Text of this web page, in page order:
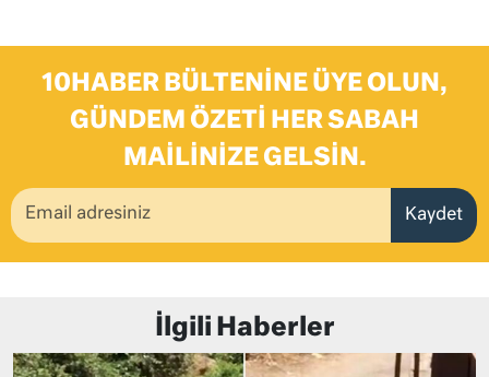
10HABER BÜLTENINE ÜYE OLUN,
GÜNDEM ÖZETI HER SABAH
MAILINIZE GELSIN.
Kaydet
İlgili Haberler